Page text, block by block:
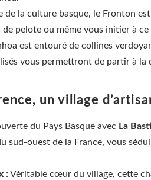
de la culture basque, le Fronton
de pelote ou même vous initier à
est entouré de collines
vous permettront de partir à
un village
du Pays Basque avec La
sud-ouest de la France, vous
:Véritable cœur du village, cette